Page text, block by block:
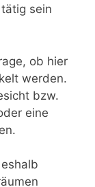
sein
ob hier
werden.
bzw.
eine